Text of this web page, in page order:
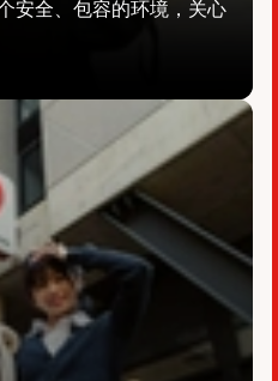
安全、包容的环境，关心